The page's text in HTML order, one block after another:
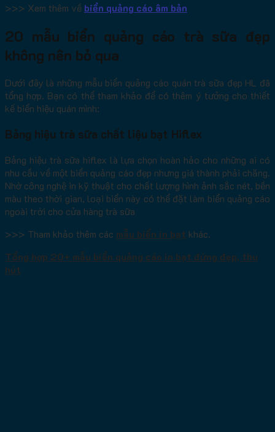
>>> Xem thêm về biển quảng cáo âm bản
20 mẫu biển quảng cáo trà sữa đẹp
không nên bỏ qua
Dưới đây là những mẫu biển quảng cáo quán trà sữa đẹp HL đã
tổng hợp. Bạn có thể tham khảo để có thêm ý tưởng cho thiết
kế biển hiệu quán mình:
Bảng hiệu trà sữa chất liệu bạt Hiflex
Bảng hiệu trà sữa hiflex là lựa chọn hoàn hảo cho những ai có
nhu cầu về một biển quảng cáo đẹp nhưng giá thành phải chăng.
Nhờ công nghệ in kỹ thuật cho chất lượng hình ảnh sắc nét, bền
màu theo thời gian, loại biển này có thể đặt làm biển quảng cáo
ngoài trời cho cửa hàng trà sữa
>>> Tham khảo thêm các mẫu biển in bạt khác.
Tổng hợp 20+ mẫu biển quảng cáo in bạt đứng đẹp, thu
hút